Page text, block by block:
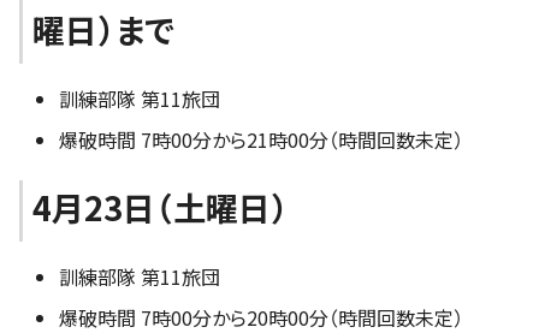
曜日）まで
訓練部隊 第11旅団
爆破時間 7時00分から21時00分（時間回数未定）
4月23日（土曜日）
訓練部隊 第11旅団
爆破時間 7時00分から20時00分（時間回数未定）